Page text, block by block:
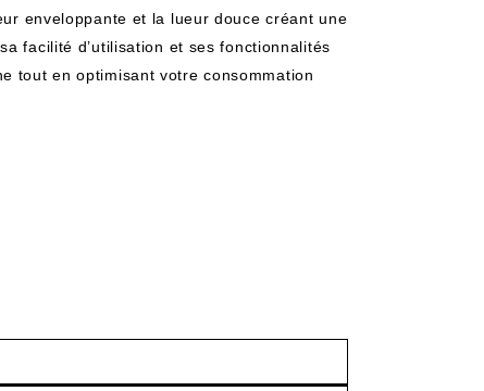
enveloppante et la lueur douce créant une
facilité d’utilisation et ses fonctionnalités
tout en optimisant votre consommation